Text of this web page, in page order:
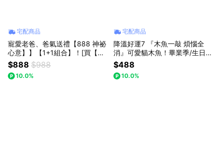
宅配商品
寵愛老爸、爸氣送禮【888 神祕
心意】】【1+1組合】！[買【萌
寵功德木魚】就送【情緒穩定卡
皮巴拉】！【Full house 幸福時
光屋】(預購) /耶誕禮物/聖誕禮
$888 $988
10.0%
宅配商品
降溫好運7 『木魚一敲 煩惱全
消』可愛貓木魚！畢業季/生日禮
物/新年禮物/耶誕禮物/交換禮物
【Full house 幸福時光屋】
$488
10.0%